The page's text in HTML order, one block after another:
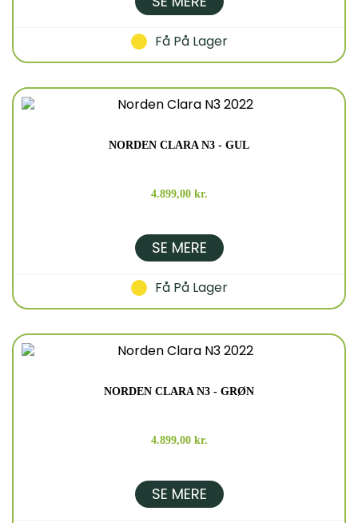
Få På Lager
NORDEN CLARA N3 - GUL
4.899,00 kr.
SE MERE
Få På Lager
NORDEN CLARA N3 - GRØN
4.899,00 kr.
SE MERE